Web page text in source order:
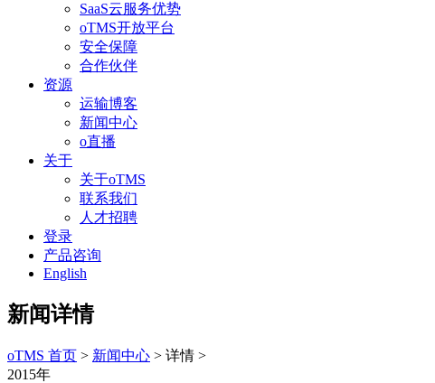
SaaS云服务优势
oTMS开放平台
安全保障
合作伙伴
资源
运输博客
新闻中心
o直播
关于
关于oTMS
联系我们
人才招聘
登录
产品咨询
English
新闻详情
oTMS 首页 > 新闻中心 > 详情 >
2015年